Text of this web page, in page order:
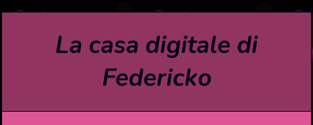
La casa digitale di
Federicko